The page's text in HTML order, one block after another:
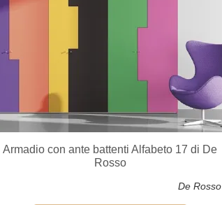
Armadio con ante battenti Alfabeto 17 di De
Rosso
De Rosso